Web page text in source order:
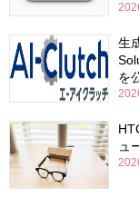
生
を
ュ